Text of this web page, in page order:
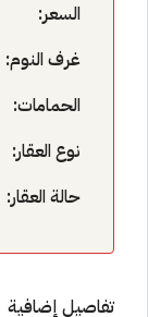
السعر:
غرف النوم:
الحمامات:
نوع العقار:
حالة العقار:
تفاصيل إضافية